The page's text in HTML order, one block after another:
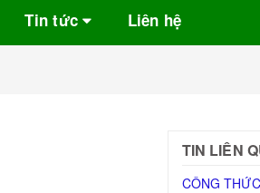
Tin tức Liên hệ
TIN LIÊN
CÔNG